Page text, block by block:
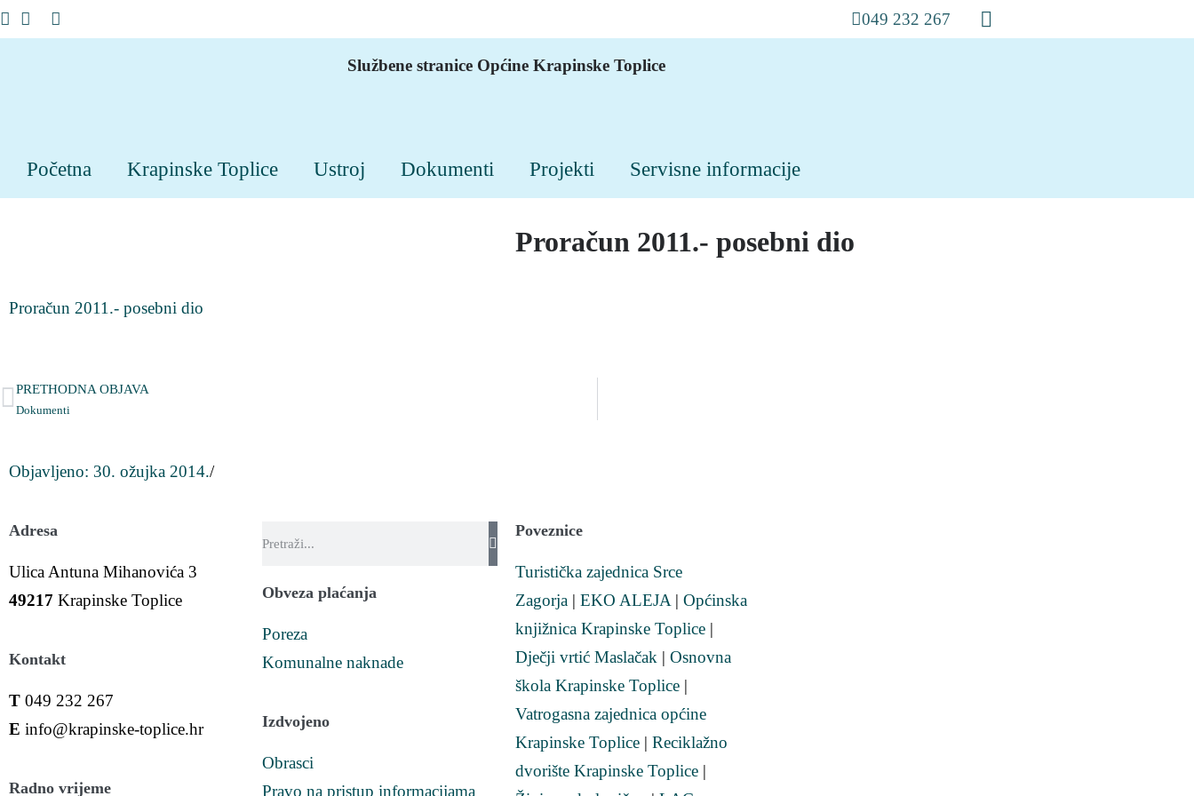
049 232 267
Službene stranice Općine Krapinske Toplice
Početna Krapinske Toplice Ustroj Dokumenti Projekti Servisne informacije
Proračun 2011.- posebni dio
Proračun 2011.- posebni dio
PRETHODNA OBJAVA
Dokumenti
Objavljeno: 30. ožujka 2014./
Adresa
Ulica Antuna Mihanovića 3
49217 Krapinske Toplice
Kontakt
T 049 232 267
E info@krapinske-toplice.hr
Radno vrijeme
Obveza plaćanja
Poreza
Komunalne naknade
Izdvojeno
Obrasci
Pravo na pristup informacijama
Poveznice
Turistička zajednica Srce
Zagorja | EKO ALEJA | Općinska
knjižnica Krapinske Toplice |
Dječji vrtić Maslačak | Osnovna
škola Krapinske Toplice |
Vatrogasna zajednica općine
Krapinske Toplice | Reciklažno
dvorište Krapinske Toplice |